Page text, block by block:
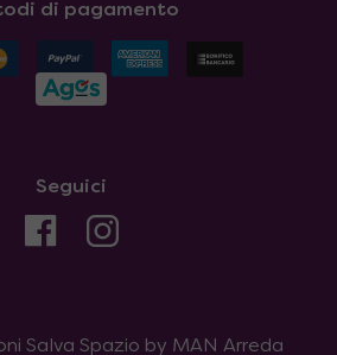
di pagamento
Seguici
Salva Spazio by MAN Arreda